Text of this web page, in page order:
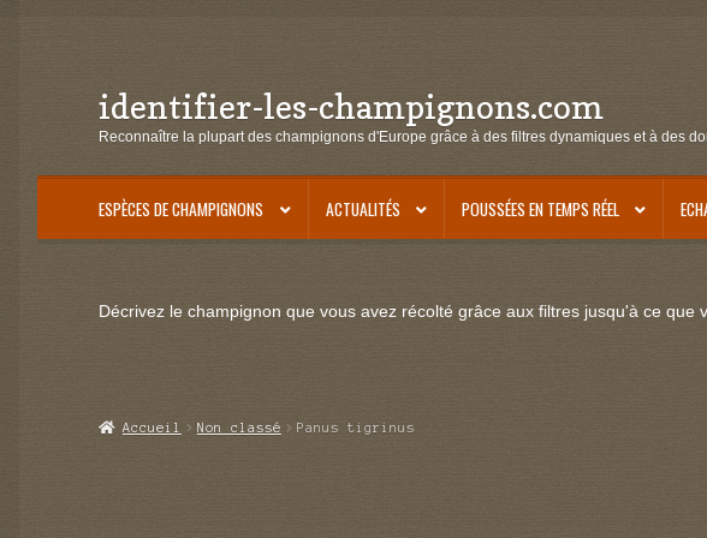
Aller
à
navigation
Aller
au
identifier-les-champignons.com
Reconnaître la plupart des champignons d'Europe grâce à des filtres dynamiques et à des
ESPÈCES DE CHAMPIGNONS ACTUALITÉS POUSSÉES EN TEMPS RÉEL
Décrivez le champignon que vous avez récolté grâce aux filtres jusqu'à ce que
Accueil Non classé Panus tigrinus